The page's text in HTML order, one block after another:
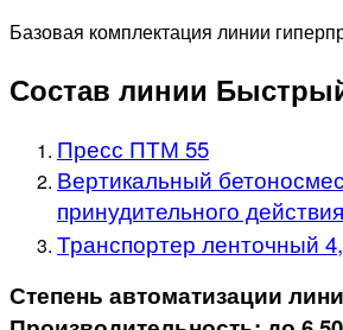
Базовая комплектация линии
Состав линии
Пресс ПТМ 55
Вертикальный
принудительного действия
Транспортер ленточный
Степень автоматизации